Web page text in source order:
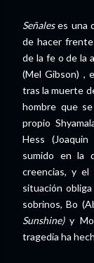
Señaleses una
de hacer
de la fe o de la
(Mel Gibson) ,
tras la muerte
hombre que
propio
Hess
sumido en la
creencias, y el
situación
sobrinos, Bo
Sunshine)y
tragedia ha